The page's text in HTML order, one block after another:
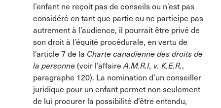
l’enfant ne reçoit pas de conseils ou n’est pas
considéré en tant que partie ou ne participe pas
autrement à l’audience, il pourrait être privé de
son droit à l’équité procédurale, en vertu de
l’article 7 de la Charte canadienne des droits de
la personne (voir l’affaireA.M.R.I, v. K.E.R.,
paragraphe 120). La nomination d’un conseiller
juridique pour un enfant permet non seulement
de lui procurer la possibilité d’être entendu,